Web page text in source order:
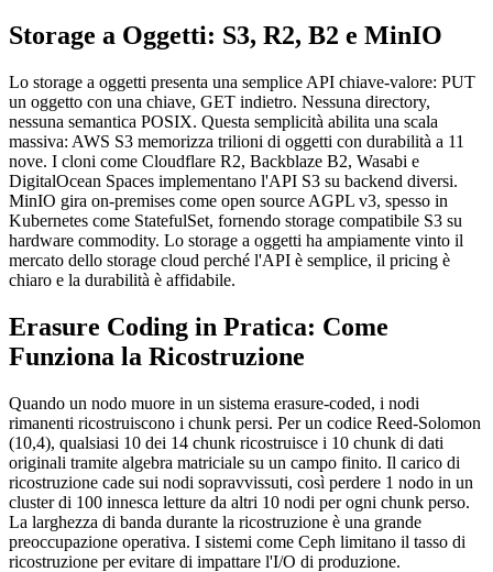
Storage a Oggetti: S3, R2, B2 e MinIO
Lo storage a oggetti presenta una semplice API chiave-valore: PUT
un oggetto con una chiave, GET indietro. Nessuna directory,
nessuna semantica POSIX. Questa semplicità abilita una scala
massiva: AWS S3 memorizza trilioni di oggetti con durabilità a 11
nove. I cloni come Cloudflare R2, Backblaze B2, Wasabi e
DigitalOcean Spaces implementano l'API S3 su backend diversi.
MinIO gira on-premises come open source AGPL v3, spesso in
Kubernetes come StatefulSet, fornendo storage compatibile S3 su
hardware commodity. Lo storage a oggetti ha ampiamente vinto il
mercato dello storage cloud perché l'API è semplice, il pricing è
chiaro e la durabilità è affidabile.
Erasure Coding in Pratica: Come
Funziona la Ricostruzione
Quando un nodo muore in un sistema erasure-coded, i nodi
rimanenti ricostruiscono i chunk persi. Per un codice Reed-Solomon
(10,4), qualsiasi 10 dei 14 chunk ricostruisce i 10 chunk di dati
originali tramite algebra matriciale su un campo finito. Il carico di
ricostruzione cade sui nodi sopravvissuti, così perdere 1 nodo in un
cluster di 100 innesca letture da altri 10 nodi per ogni chunk perso.
La larghezza di banda durante la ricostruzione è una grande
preoccupazione operativa. I sistemi come Ceph limitano il tasso di
ricostruzione per evitare di impattare l'I/O di produzione.